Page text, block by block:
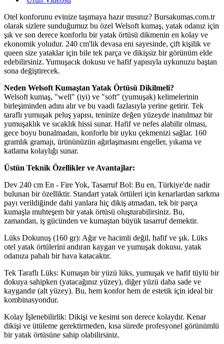
Otel konforunu evinize taşımaya hazır mısınız? Bursakumas.com.tr
olarak sizlere sunduğumuz bu özel Welsoft kumaş, yatak odanız için
şık ve son derece konforlu bir yatak örtüsü dikmenin en kolay ve
ekonomik yoludur. 240 cm'lik devasa eni sayesinde, çift kişilik ve
queen size yataklar için bile tek parça ve dikişsiz bir görünüm elde
edebilirsiniz. Yumuşacık dokusu ve hafif yapısıyla uykunuzu baştan
sona değiştirecek.
Neden Welsoft Kumaştan Yatak Örtüsü Dikilmeli?
Welsoft kumaş, "well" (iyi) ve "soft" (yumuşak) kelimelerinin
birleşiminden adını alır ve bu vaadi fazlasıyla yerine getirir. Tek
taraflı yumuşak peluş yapısı, teninize değen yüzeyde inanılmaz bir
yumuşaklık ve sıcaklık hissi sunar. Hafif ve nefes alabilir olması,
gece boyu bunalmadan, konforlu bir uyku çekmenizi sağlar. 160
gramlık gramajı, ürününüzün ağırlaşmasını engeller, yıkama ve
katlama kolaylığı sunar.
Üstün Teknik Özellikler ve Avantajlar:
Dev 240 cm En - Fire Yok, Tasarruf Bol: Bu en, Türkiye'de nadir
bulunan bir özelliktir. Standart yatak örtüleri için kenarlardan sarkma
payı verildiğinde dahi yanlara hiç dikiş atmadan, tek bir parça
kumaşla muhteşem bir yatak örtüsü oluşturabilirsiniz. Bu,
zamandan, iş gücünden ve kumaştan büyük tasarruf demektir.
Lüks Dokunuş (160 gr): Ağır ve hacimli değil, hafif ve şık. Lüks
otel yatak örtülerini andıran kaygan ve yumuşak dokusu, yatak
odanıza pahalı bir hava katacaktır.
Tek Taraflı Lüks: Kumaşın bir yüzü lüks, yumuşak ve hafif tüylü bir
dokuya sahipken (yatacağınız yüzey), diğer yüzü daha sade ve
kaygandır (alt yüzey). Bu, hem konfor hem de estetik için ideal bir
kombinasyondur.
Kolay İşlenebilirlik: Dikişi ve kesimi son derece kolaydır. Kenar
dikişi ve ütüleme gerektirmeden, kısa sürede profesyonel görünümlü
bir yatak örtüsüne sahip olabilirsiniz.